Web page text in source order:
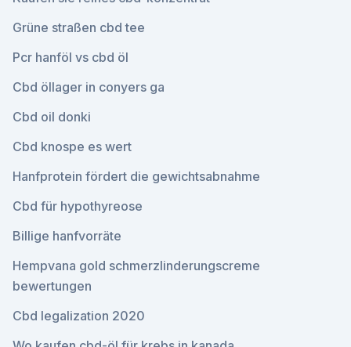
Grüne straßen cbd tee
Pcr hanföl vs cbd öl
Cbd öllager in conyers ga
Cbd oil donki
Cbd knospe es wert
Hanfprotein fördert die gewichtsabnahme
Cbd für hypothyreose
Billige hanfvorräte
Hempvana gold schmerzlinderungscreme
bewertungen
Cbd legalization 2020